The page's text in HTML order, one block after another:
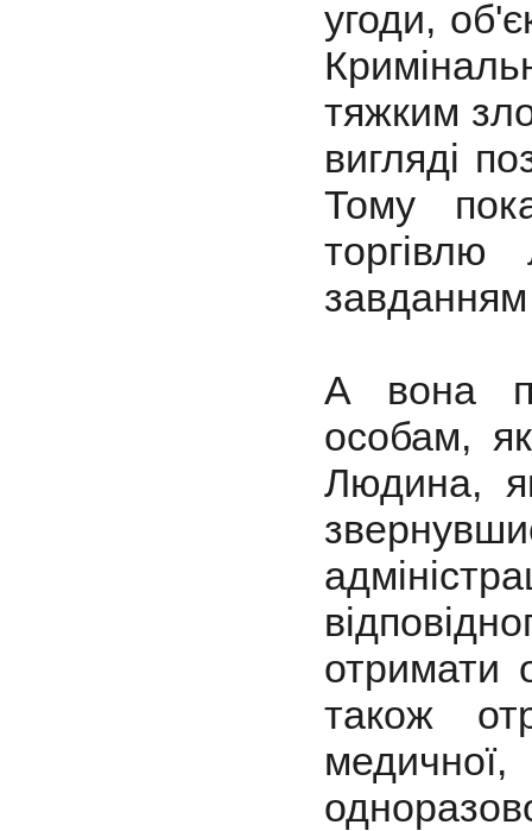
угоди,
тяжким
вигляді
Тому
А вона
особам,
Людина,
отримати
також